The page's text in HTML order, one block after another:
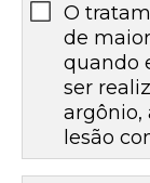
O
de
quando
ser
argônio,
lesão